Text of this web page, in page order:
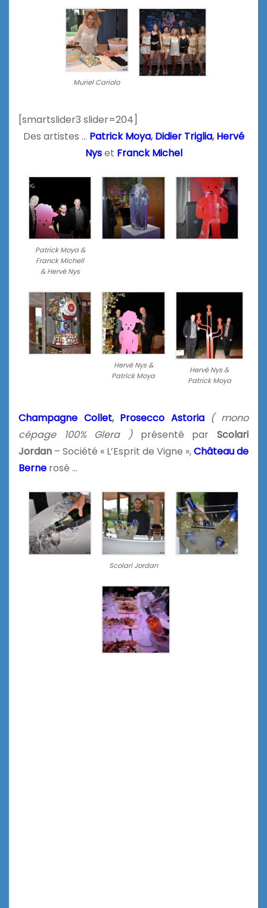
Muriel Cariolo
[smartslider3 slider=204]
Des artistes … Patrick Moya,Didier Triglia,Hervé
Nyset Franck Michel
Patrick Moya &
Franck Michell
& Hervé Nys
Hervé Nys &
Patrick Moya
Hervé Nys &
Patrick Moya
Champagne Collet, Prosecco Astoria ( mono
cépage 100% Glera )présenté par Scolari
Jordan – Société « L’Esprit de Vigne »,Château de
Berne rosé …
Scolari Jordan